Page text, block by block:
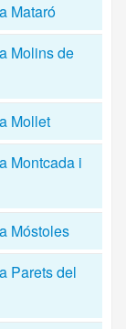
Mataró
Molins de
Mollet
Montcada i
Móstoles
Parets del